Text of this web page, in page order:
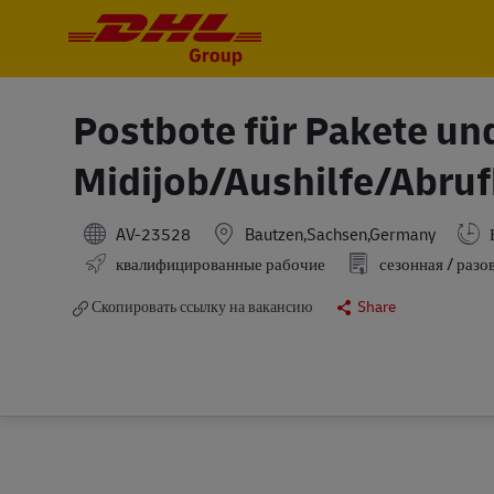
Postbote für Pakete
Midijob/Aushilfe/
AV-23528 Bautzen,Sachsen,Germany
квалифицированные рабочие
сезонная /
Скопировать ссылку на вакансию Share